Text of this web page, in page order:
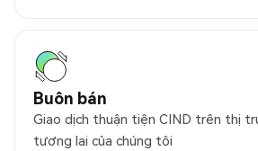
Buôn bán
Giao dịch thuận tiện CIND trên thị
tương lai của chúng tôi